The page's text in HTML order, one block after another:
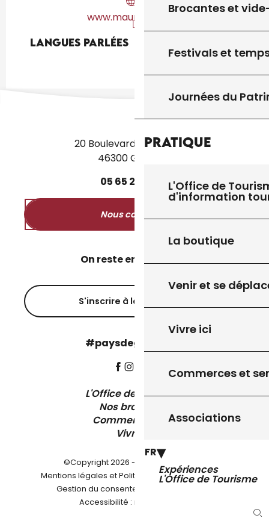
Brocantes et
Festivals et
Journées du
Pratique
L'Office de
d'information
La boutique
Venir et se
Vivre ici
Commerces et
Associations
FR
Expériences
L'Office de Tourisme
www.maurelles.com
Langues parlées
Langues parlées
20 Boulevard des Martyrs
46300 Gourdon
05 65 27 50
Nous contacter
On reste en contact ?
S'inscrire à la newsletter
#paysdegourdon !
L'Office de Tourisme
Nos brochures
Comment venir ?
Vivre ici
©Copyright 2026 - Pays de Gourdon
Mentions légales et Politique de confidentialité-
Gestion du consentement
Accessibilité : non conforme